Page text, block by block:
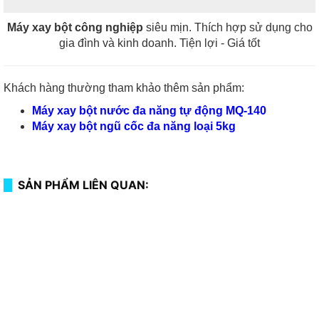
Máy xay bột công nghiệp siêu mịn. Thích hợp sử dụng cho
gia đình và kinh doanh. Tiện lợi - Giá tốt
Khách hàng thường tham khảo thêm sản phẩm:
Máy xay bột nước đa năng tự động MQ-140
Máy xay bột ngũ cốc đa năng loại 5kg
SẢN PHẨM LIÊN QUAN: